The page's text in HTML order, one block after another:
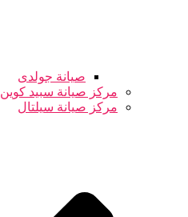
صيانة جولدى
مركز صيانة سبيد كوين
مركز صيانة سيلتال